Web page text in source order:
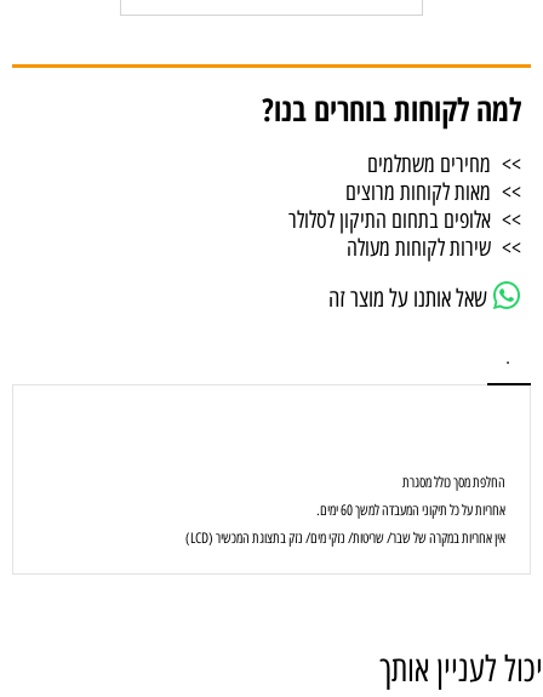
למה לקוחות בוחרים בנו?
>> מחירים משתלמים
>> מאות לקוחות מרוצים
>> אלופים בתחום התיקון לסלולר
>> שירות לקוחות מעולה
שאל אותנו על מוצר זה
.
החלפת מסך כולל מסגרת
אחריות על כל תיקוני המעבדה למשך 60 ימים.
אין אחריות במקרה של שבר/ שריטות/ נזקי מים/ נזק בתצוגת המכשיר (LCD)
יכול לעניין אותך